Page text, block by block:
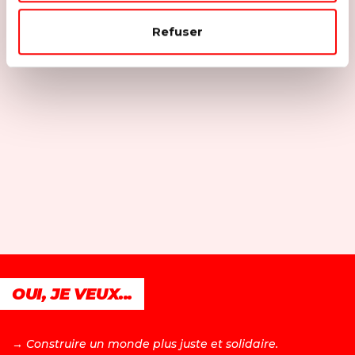
Refuser
OUI, JE VEUX...
→ Construire un monde plus juste et solidaire.